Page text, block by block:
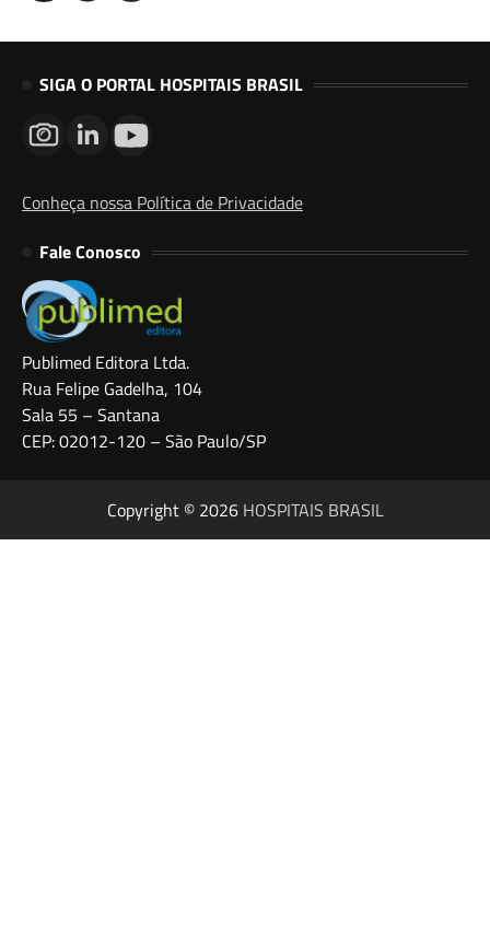
SIGA O PORTAL HOSPITAIS BRASIL
Conheça nossa Política de Privacidade
Fale Conosco
Publimed Editora Ltda.
Rua Felipe Gadelha, 104
Sala 55 – Santana
CEP: 02012-120 – São Paulo/SP
Copyright © 2026 HOSPITAIS BRASIL